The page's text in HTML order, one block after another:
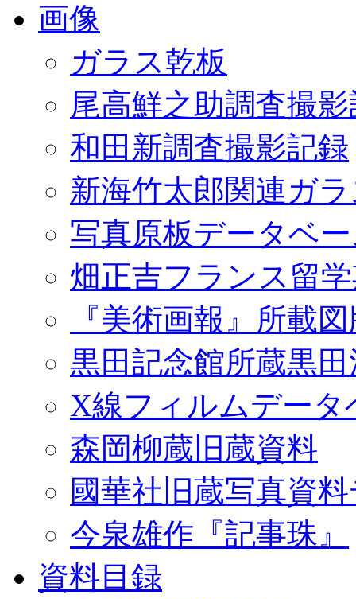
画像
ガラス乾板
尾高鮮之助調査撮
和田新調査撮影記録
新海竹太郎関連ガ
写真原板データベ
畑正吉フランス留
『美術画報』所載
黒田記念館所蔵黒
X線フィルムデータ
森岡柳蔵旧蔵資料
國華社旧蔵写真資
今泉雄作『記事珠』
資料目録